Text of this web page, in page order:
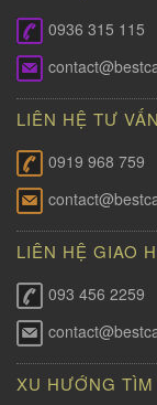
0936 315 115
LIÊN HỆ TƯ VẤN
0919 968 759
LIÊN HỆ GIAO
093 456 2259
XU HƯỚNG